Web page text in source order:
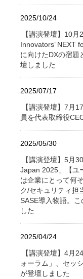
2025/10/24
【講演登壇】10
Innovators’ NEXT
に向けたDXの宿題
壇しました
2025/07/17
【講演登壇】7月
員を代表取締役
2025/05/30
【講演登壇】5月
Japan 2025」【ユ
は企業にとって何
ク/セキュリティ担
SASE導入物語。
した
2025/04/24
【講演登壇】4月
ォーラム」、セッ
が登壇しました